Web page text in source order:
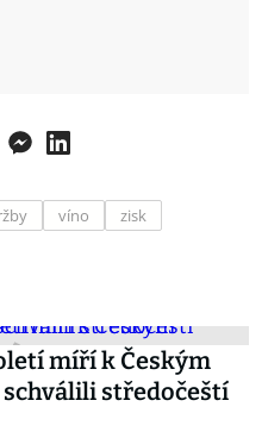
víno zisk
míří k Českým
schválili středočeští